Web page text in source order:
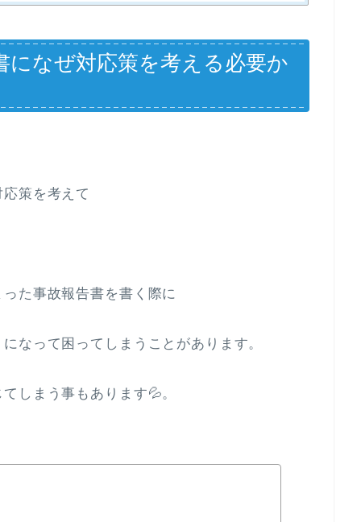
になぜ対応策を考える必要か
策を考えて
た事故報告書を書く際に
なって困ってしまうことがあります。
しまう事もあります💦。